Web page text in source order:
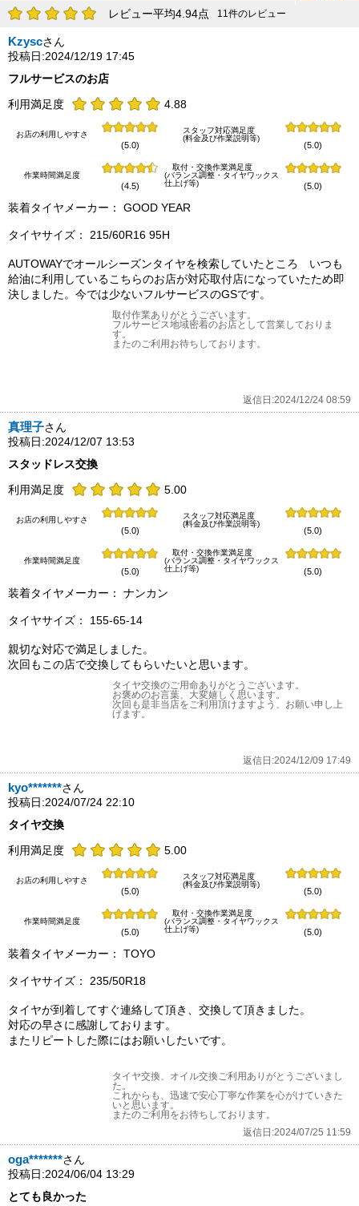
レビュー平均4.94点 11件のレビュー
Kzyscさん
投稿日:2024/12/19 17:45
フルサービスのお店
利用満足度
4.88
お店の利用しやすさ
(5.0)
スタッフ対応満足度
(料金及び作業説明等)
(5.0)
作業時間満足度
(4.5)
取付・交換作業満足度
(バランス調整・タイヤワックス
仕上げ等)
(5.0)
装着タイヤメーカー： GOOD YEAR
タイヤサイズ： 215/60R16 95H
AUTOWAYでオールシーズンタイヤを検索していたところ いつも
給油に利用しているこちらのお店が対応取付店になっていたため即
決しました。今では少ないフルサービスのGSです。
取付作業ありがとうございます。
フルサービス地域密着のお店として営業しておりま
す。
またのご利用お待ちしております。
返信日:2024/12/24 08:59
真理子さん
投稿日:2024/12/07 13:53
スタッドレス交換
利用満足度
5.00
お店の利用しやすさ
(5.0)
スタッフ対応満足度
(料金及び作業説明等)
(5.0)
作業時間満足度
(5.0)
取付・交換作業満足度
(バランス調整・タイヤワックス
仕上げ等)
(5.0)
装着タイヤメーカー： ナンカン
タイヤサイズ： 155-65-14
親切な対応で満足しました。
次回もこの店で交換してもらいたいと思います。
タイヤ交換のご用命ありがとうございます。
お褒めのお言葉、大変嬉しく思います。
次回も是非当店をご利用頂けますよう、お願い申し上
げます。
返信日:2024/12/09 17:49
kyo*******さん
投稿日:2024/07/24 22:10
タイヤ交換
利用満足度
5.00
お店の利用しやすさ
(5.0)
スタッフ対応満足度
(料金及び作業説明等)
(5.0)
作業時間満足度
(5.0)
取付・交換作業満足度
(バランス調整・タイヤワックス
仕上げ等)
(5.0)
装着タイヤメーカー： TOYO
タイヤサイズ： 235/50R18
タイヤが到着してすぐ連絡して頂き、交換して頂きました。
対応の早さに感謝しております。
またリピートした際にはお願いしたいです。
タイヤ交換、オイル交換ご利用ありがとうございまし
た。
これからも、迅速で安心丁寧な作業を心がけていきた
いと思います。
またのご利用をお待ちしております。
返信日:2024/07/25 11:59
oga*******さん
投稿日:2024/06/04 13:29
とても良かった